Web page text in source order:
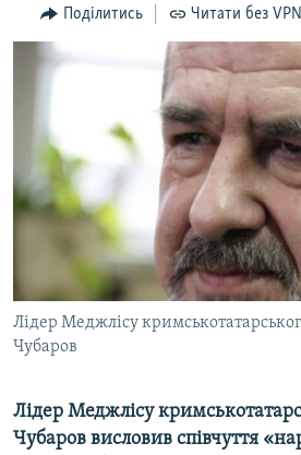
пошукуІНТЕРВ'Ю
ВСЕ ЗА ДЕНЬ
ДЕПОРТАЦІЯ
ВІДЕОУРОКИ «ELIFBE»
СВІДЧЕННЯ ОКУПАЦІЇ
УКРАЇНСЬКА ПРОБЛЕМА КРИМУ
ІНФОГРАФІКА
ЯК ОБІЙТИ БЛОКУВАННЯ
Русский
Qırımtatar
ДОЛУЧАЙСЯ!
Поділитись Читати без VPN
Лідер Меджлісу
Чубаров
Лідер Меджлісу
Чубаров висловив співчуття